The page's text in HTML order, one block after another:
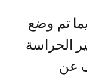
تم وضع
الحراسة
عن